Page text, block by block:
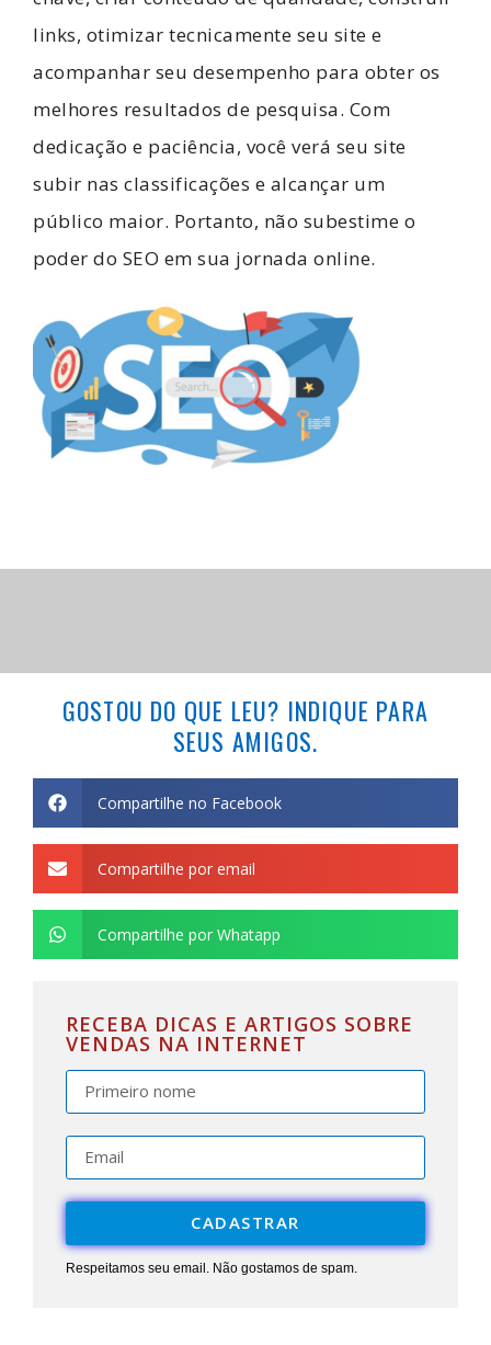
links, otimizar tecnicamente seu site e
acompanhar seu desempenho para obter os
melhores resultados de pesquisa. Com
dedicação e paciência, você verá seu site
subir nas classificações e alcançar um
público maior. Portanto, não subestime o
poder do SEO em sua jornada online.
GOSTOU DO QUE LEU? INDIQUE PARA
SEUS AMIGOS.
Compartilhe no Facebook
Compartilhe por email
Compartilhe por Whatapp
RECEBA DICAS E ARTIGOS SOBRE
VENDAS NA INTERNET
CADASTRAR
Respeitamos seu email. Não gostamos de spam.